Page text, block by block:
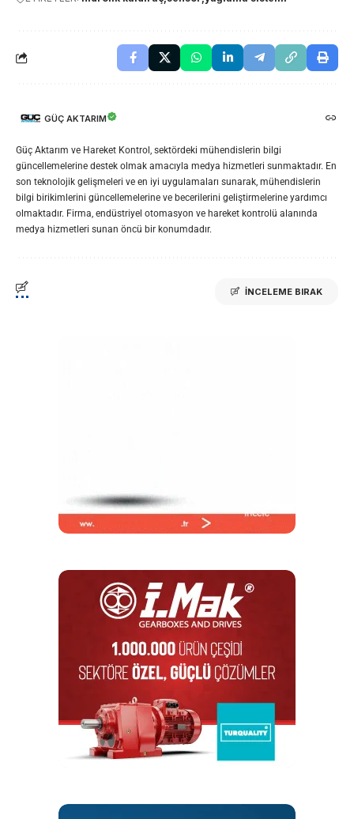
GÜÇ AKTARIM
Güç Aktarım ve Hareket Kontrol, sektördeki mühendislerin bilgi
güncellemelerine destek olmak amacıyla medya hizmetleri sunmaktadır. En
son teknolojik gelişmeleri ve en iyi uygulamaları sunarak, mühendislerin
bilgi birikimlerini güncellemelerine ve becerilerini geliştirmelerine yardımcı
olmaktadır. Firma, endüstriyel otomasyon ve hareket kontrolü alanında
medya hizmetleri sunan öncü bir konumdadır.
İNCELEME BIRAK